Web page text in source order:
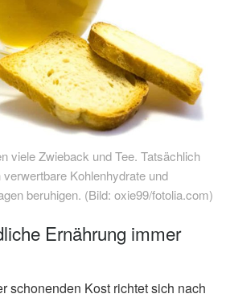
viele Zwieback und Tee. Tatsächlich
Kohlenhydrate und
beruhigen. (Bild: oxie99/fotolia.com)
Ernährung immer
schonenden Kost richtet sich nach